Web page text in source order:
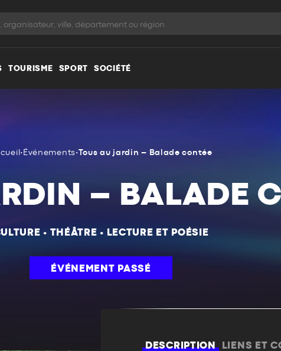
TOURISME SPORT SOCIÉTÉ
• Événements•Tous au jardin – Balade contée
– BALADE
• THÉÂTRE • LECTURE ET POÉSIE
ÉVÉNEMENT PASSÉ
DESCRIPTION LIENS ET